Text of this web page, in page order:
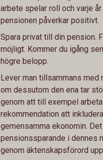
arbete spelar roll och varje
pensionen påverkar positivt.
Spara privat till din pension.
möjligt. Kommer du igång
högre belopp.
Lever man tillsammans med
om dessutom den ena tar
genom att till exempel
rekommendation att
gemensamma ekonomin.
pensionssparande i dennes
genom äktenskapsförord